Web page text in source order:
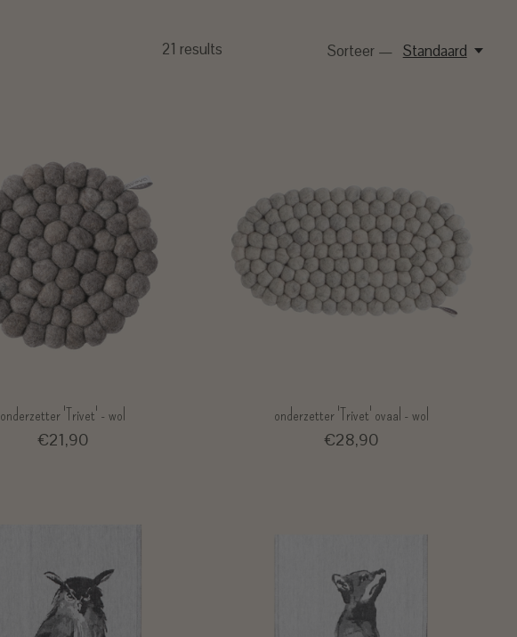
21 results Sorteer — Standaard
onderzetter 'Trivet' - wol
€21,90
onderzetter 'Trivet' ovaal - wol
€28,90